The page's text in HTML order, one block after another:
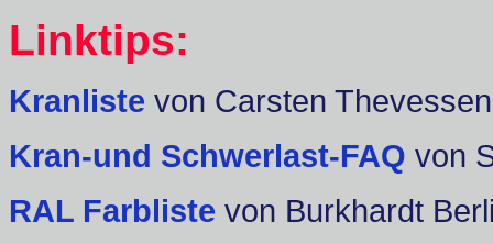
Linktips:
Kranliste von Carsten Thevessen
Kran-und Schwerlast-FAQ von
RAL Farbliste von Burkhardt